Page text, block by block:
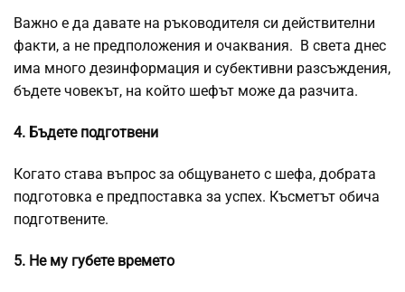
Важно е да давате на ръководителя си действителни
факти, а не предположения и очаквания. В света днес
има много дезинформация и субективни разсъждения,
бъдете човекът, на който шефът може да разчита.
4. Бъдете подготвени
Когато става въпрос за общуването с шефа, добрата
подготовка е предпоставка за успех. Късметът обича
подготвените.
5. Не му губете времето